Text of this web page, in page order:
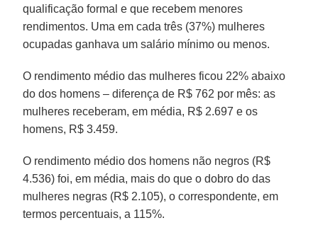
qualificação formal e que recebem menores
rendimentos. Uma em cada três (37%) mulheres
ocupadas ganhava um salário mínimo ou menos.
O rendimento médio das mulheres ficou 22% abaixo
do dos homens – diferença de R$ 762 por mês: as
mulheres receberam, em média, R$ 2.697 e os
homens, R$ 3.459.
O rendimento médio dos homens não negros (R$
4.536) foi, em média, mais do que o dobro do das
mulheres negras (R$ 2.105), o correspondente, em
termos percentuais, a 115%.